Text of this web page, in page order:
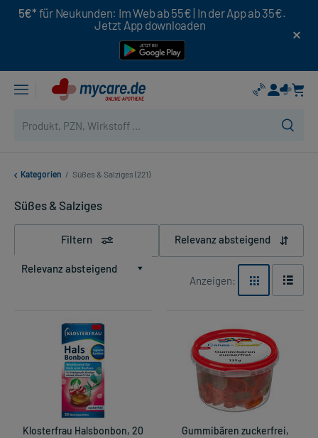
5€* für Neukunden: Im Web ab 55€ | In der App ab 35€.
Jetzt App downloaden
Kategorien / Süßes & Salziges (221)
Süßes & Salziges
Filtern Relevanz absteigend
Relevanz absteigend
Anzeigen:
Klosterfrau Halsbonbon, 20
Gummibären zuckerfrei,